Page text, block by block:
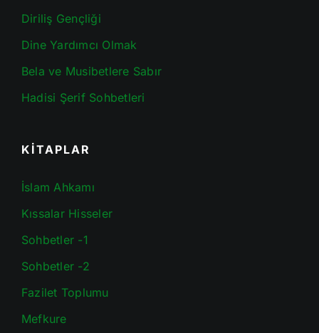
Diriliş Gençliği
Dine Yardımcı Olmak
Bela ve Musibetlere Sabır
Hadisi Şerif Sohbetleri
KİTAPLAR
İslam Ahkamı
Kıssalar Hisseler
Sohbetler -1
Sohbetler -2
Fazilet Toplumu
Mefkure